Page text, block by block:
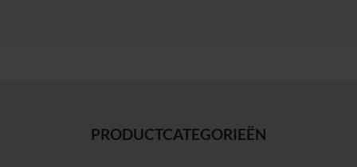
PRODUCTCATEGORIEËN